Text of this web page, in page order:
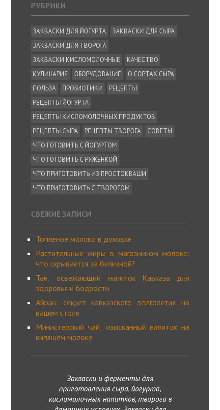
РУБРИКИ
ЗАКВАСКИ ДЛЯ ЙОГУРТА
ЗАКВАСКИ ДЛЯ СЫРА
ЗАКВАСКИ ДЛЯ ТВОРОГА
ЗАКВАСКИ КИСЛОМОЛОЧНЫЕ
КАЧЕСТВО
КУЛИНАРИЯ
ОБОРУДОВАНИЕ
О СОРТАХ СЫРА
ПОЛЬЗА
ПРОБИОТИКИ
РЕЦЕПТЫ
РЕЦЕПТЫ ЙОГУРТА
РЕЦЕПТЫ КИСЛОМОЛОЧНЫХ ПРОДУКТОВ
РЕЦЕПТЫ СЫРА
РЕЦЕПТЫ ТВОРОГА
СОВЕТЫ
ЧТО ГОТОВИТЬ С ЙОГУРТОМ
ЧТО ГОТОВИТЬ С РЯЖЕНКОЙ
ЧТО ПРИГОТОВИТЬ ИЗ ПРОСТОКВАШИ
ЧТО ПРИГОТОВИТЬ С ТВОРОГОМ
СВЕЖИЕ ЗАПИСИ
Топленое молоко в духовке
Растительные жиры в магазинном молоке:
что скрывается за белизной?
Тан: освежающий напиток Кавказа для
здоровья и бодрости
Айран: секрет кавказского долголетия на
вашем столе
Министерский чай: изысканный напиток на
кипящем молоке
Закваски и ферменты для
приготовления сыра, йогурта,
кисломолочных напитков, творога в